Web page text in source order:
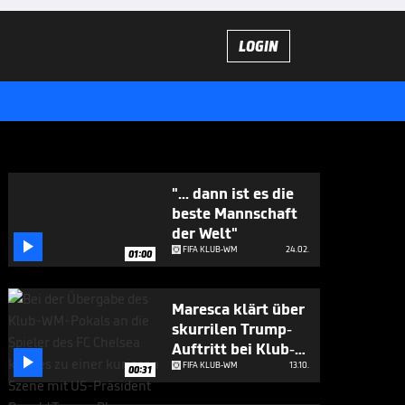
LOGIN
 01:00
"... dann ist es die
beste Mannschaft
der Welt"
FIFA KLUB-WM 24.02.
 00:31
Maresca klärt über
skurrilen Trump-
Auftritt bei Klub-
WM auf
FIFA KLUB-WM 13.10.